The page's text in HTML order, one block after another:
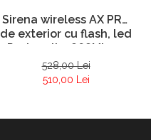
Sirena wireless AX PRO
de exterior cu flash, led
Portocaliu, 868Mhz –
HIKVISION DS-PS1-E-
WE-O
528,00 Lei
510,00 Lei